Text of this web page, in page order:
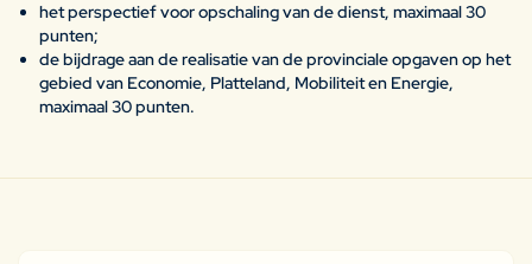
het perspectief voor opschaling van de dienst, maximaal 30
punten;
de bijdrage aan de realisatie van de provinciale opgaven op het
gebied van Economie, Platteland, Mobiliteit en Energie,
maximaal 30 punten.